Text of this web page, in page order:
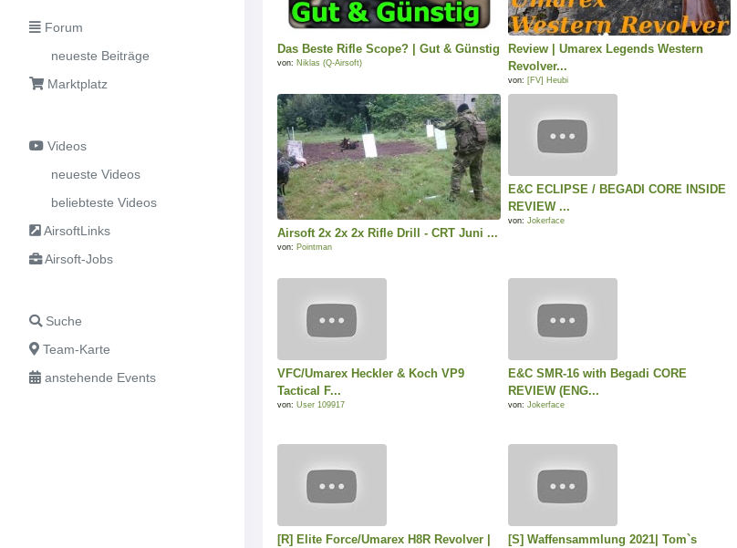
Forum
neueste Beiträge
Marktplatz
Videos
neueste Videos
beliebteste Videos
AirsoftLinks
Airsoft-Jobs
Suche
Team-Karte
anstehende Events
Das Beste Rifle Scope? | Gut & Günstig
von: Niklas (Q-Airsoft)
Review | Umarex Legends Western
Revolver...
von: [FV] Heubi
Airsoft 2x 2x 2x Rifle Drill - CRT Juni ...
von: Pointman
E&C ECLIPSE / BEGADI CORE INSIDE
REVIEW ...
von: Jokerface
VFC/Umarex Heckler & Koch VP9
Tactical F...
von: User 109917
E&C SMR-16 with Begadi CORE
REVIEW (ENG...
von: Jokerface
[R] Elite Force/Umarex H8R Revolver |
[S] Waffensammlung 2021| Tom`s